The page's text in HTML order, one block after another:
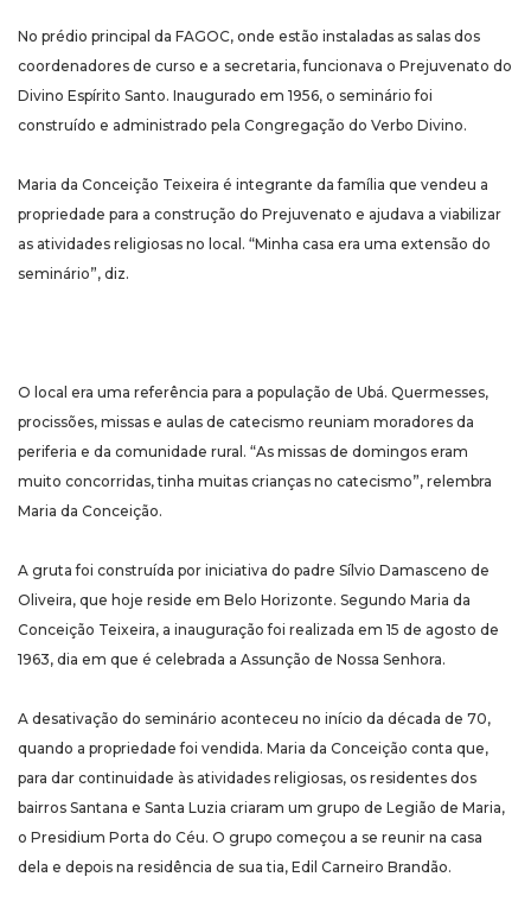
No prédio principal da FAGOC, onde estão instaladas as salas dos
coordenadores de curso e a secretaria, funcionava o Prejuvenato do
Divino Espírito Santo. Inaugurado em 1956, o seminário foi
construído e administrado pela Congregação do Verbo Divino.
Maria da Conceição Teixeira é integrante da família que vendeu a
propriedade para a construção do Prejuvenato e ajudava a viabilizar
as atividades religiosas no local. “Minha casa era uma extensão do
seminário”, diz.
O local era uma referência para a população de Ubá. Quermesses,
procissões, missas e aulas de catecismo reuniam moradores da
periferia e da comunidade rural. “As missas de domingos eram
muito concorridas, tinha muitas crianças no catecismo”, relembra
Maria da Conceição.
A gruta foi construída por iniciativa do padre Sílvio Damasceno de
Oliveira, que hoje reside em Belo Horizonte. Segundo Maria da
Conceição Teixeira, a inauguração foi realizada em 15 de agosto de
1963, dia em que é celebrada a Assunção de Nossa Senhora.
A desativação do seminário aconteceu no início da década de 70,
quando a propriedade foi vendida. Maria da Conceição conta que,
para dar continuidade às atividades religiosas, os residentes dos
bairros Santana e Santa Luzia criaram um grupo de Legião de Maria,
o Presidium Porta do Céu. O grupo começou a se reunir na casa
dela e depois na residência de sua tia, Edil Carneiro Brandão.